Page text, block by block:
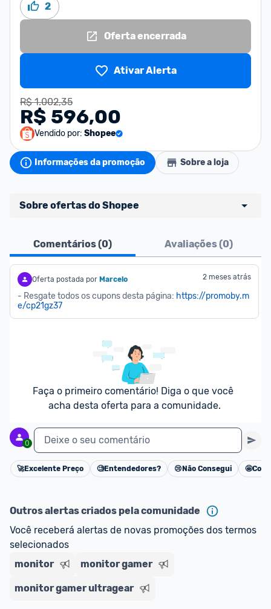
2
Oferta encerrada
Ativar Alerta
R$ 1.002,35
R$ 596,00
Vendido por: Shopee
Informações da promoção Sobre a loja
Sobre ofertas do Shopee
Para maior segurança da comunidade, somente
são aceitas ofertas de Lojas Oficiais
, ou seja,
vendedores que representam empresas validadas
pelo Shopee.
preços devem estar na média ou abaixo da média
dos últimos 3 meses, assim como promoções de
Comentários (0) Avaliações (0)
Oferta postada por Marcelo 2 meses atrás
- Resgate todos os cupons desta página: https://promoby.m
e/cp21gz37
Faça o primeiro comentário! Diga o que você
acha desta oferta para a comunidade.
0 Deixe o seu comentário
Cancelar
🚀Excelente Preço 🧐Entendedores? 😢 Não Consegui 🤩
Outros alertas criados pela comunidade
Você receberá alertas de novas promoções dos termos
selecionados
monitor
monitor gamer
monitor gamer ultragear